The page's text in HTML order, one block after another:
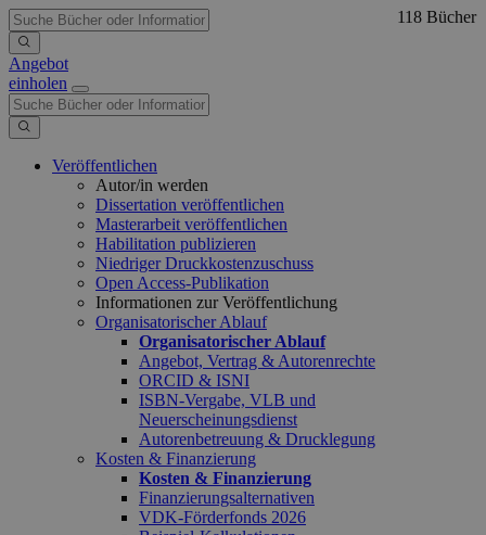
Angebot
einholen
Veröffentlichen
Autor/in werden
Dissertation veröffentlichen
Masterarbeit veröffentlichen
Habilitation publizieren
Niedriger Druckkostenzuschuss
Open Access-Publikation
Informationen zur Veröffentlichung
Organisatorischer Ablauf
Organisatorischer Ablauf
Angebot, Vertrag & Autorenrechte
ORCID & ISNI
ISBN-Vergabe, VLB und
Neuerscheinungsdienst
Autorenbetreuung & Drucklegung
Kosten & Finanzierung
Kosten & Finanzierung
Finanzierungsalternativen
VDK-Förderfonds 2026
118 Bücher